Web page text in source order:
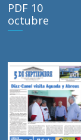
PDF 10
octubre